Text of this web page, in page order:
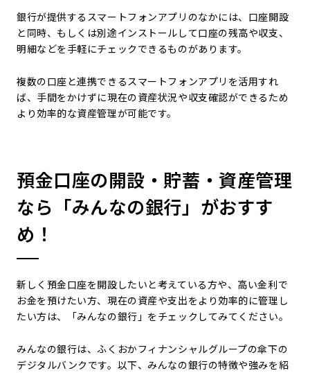
銀行が提供するスマートフォンアプリのなかには、口座開設
と同時、もしくは別途インストールして口座の残高や収支、
明細などを手軽にチェックできるものがあります。
複数の口座と連携できるスマートフォンアプリを活用すれ
ば、手間をかけずに現在の資産状況や収支確認ができるため
より効率的な資産管理が可能です。
預金口座の開設・貯蓄・資産管理
なら「みんなの銀行」がおすす
め！
新しく預金口座を開設したいと考えている方や、高い金利で
お金を預けたい方、現在の資産や支出をより効率的に管理し
たい方は、「みんなの銀行」をチェックしてみてください。
みんなの銀行は、ふくおかフィナンシャルグループの傘下の
デジタルバンクです。以下、みんなの銀行の特徴や強みを紹